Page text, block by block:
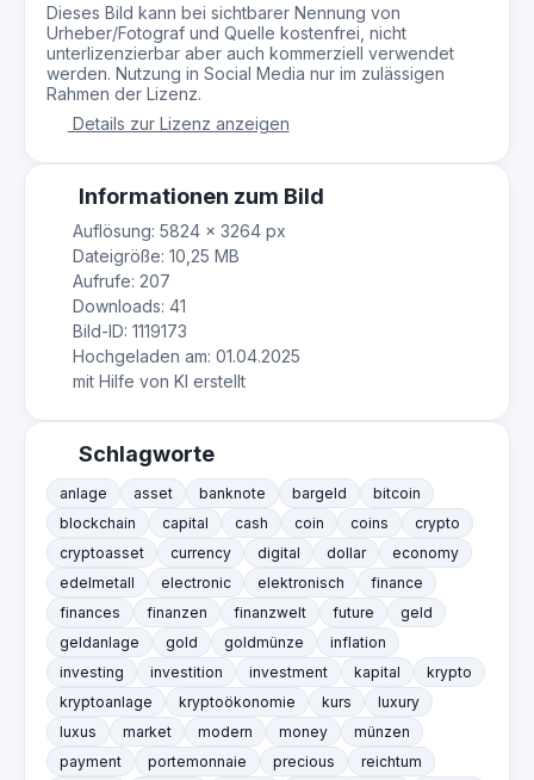
Dieses Bild kann bei sichtbarer Nennung von
Urheber/Fotograf und Quelle kostenfrei, nicht
unterlizenzierbar aber auch kommerziell verwendet
werden. Nutzung in Social Media nur im zulässigen
Rahmen der Lizenz.
Details zur Lizenz anzeigen
Informationen zum Bild
Auflösung: 5824 × 3264 px
Dateigröße: 10,25 MB
Aufrufe: 207
Downloads: 41
Bild-ID: 1119173
Hochgeladen am: 01.04.2025
mit Hilfe von KI erstellt
Schlagworte
anlage asset banknote bargeld
bitcoin
blockchain
capital cash coin coins
crypto
cryptoasset
currency digital dollar
economy
edelmetall
electronic elektronisch
finance
finances
finanzen finanzwelt future
geld
geldanlage
gold goldmünze
inflation
investing
investition investment kapital
krypto
kryptoanlage
kryptoökonomie kurs
luxury
luxus
market modern money
münzen
payment
portemonnaie precious reichtum